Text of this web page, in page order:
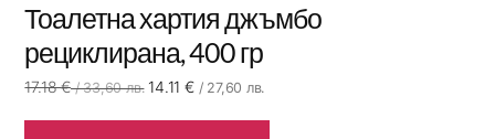
Тоалетна хартия джъмбо
рециклирана, 400 гр
17.18€/ 33,60 лв. 14.11 €/ 27,60 лв.